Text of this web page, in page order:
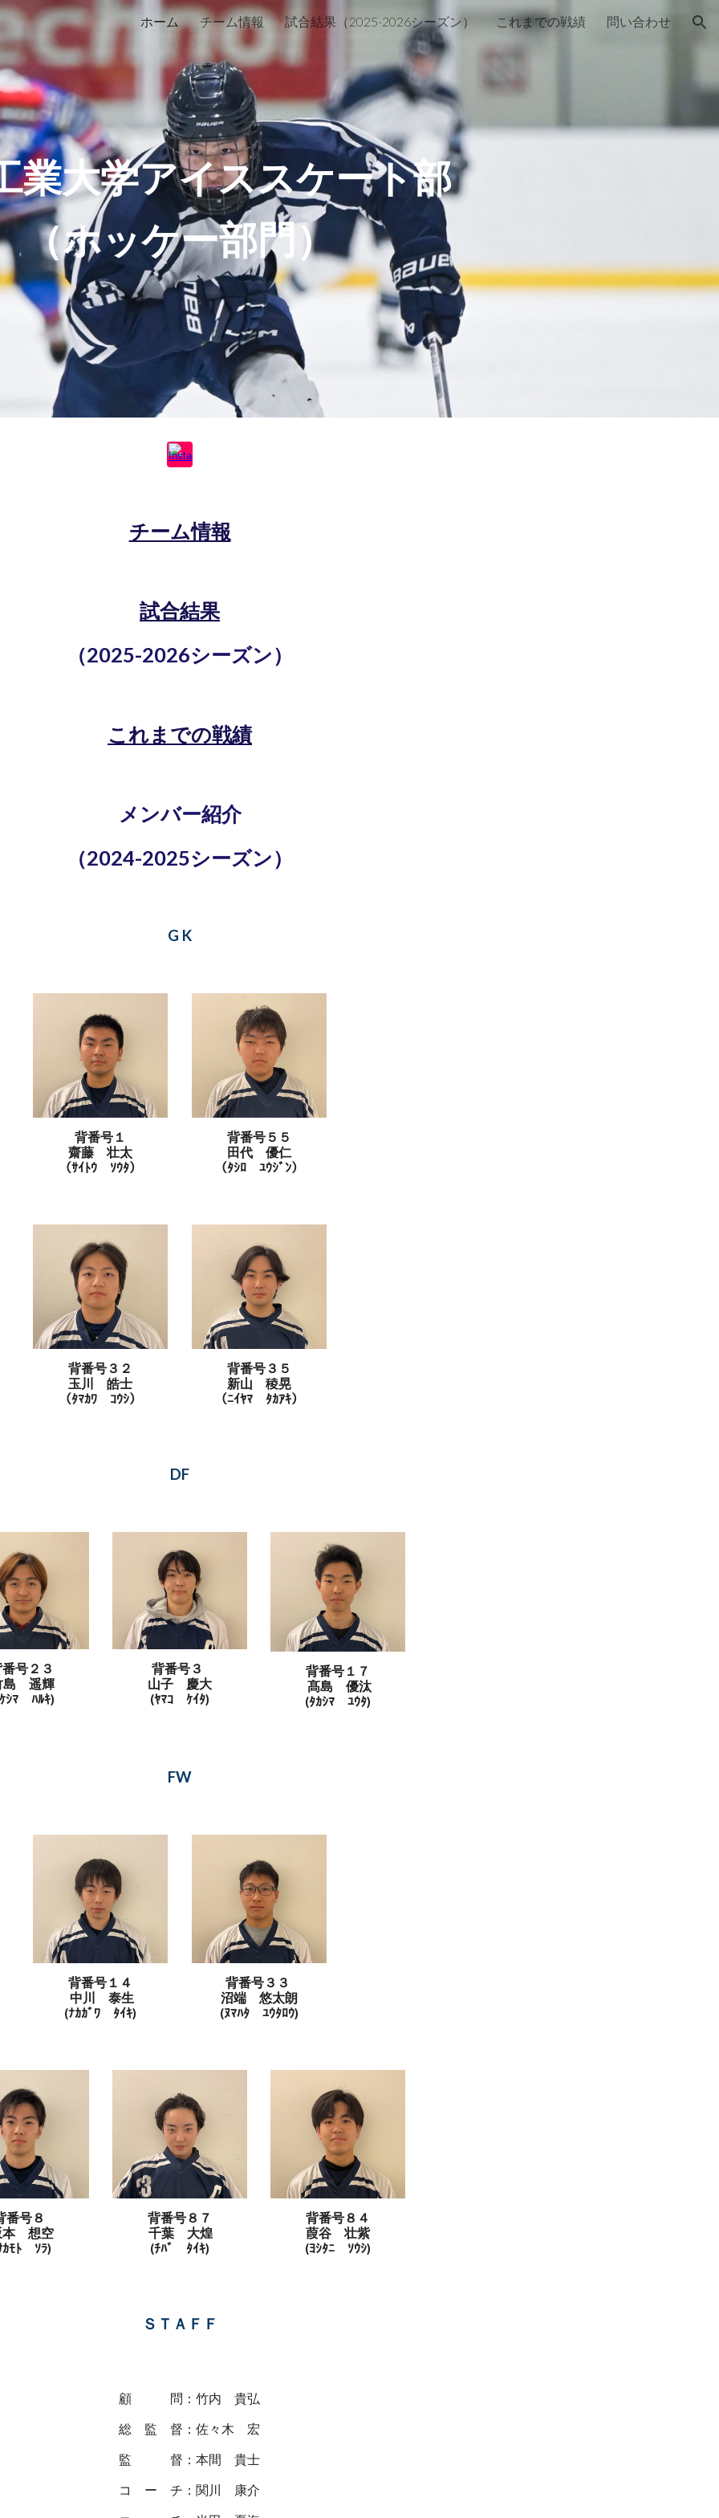
to main content Skip to navigation
ホーム チーム情報 試合結果（2025-2026シーズン） これまでの戦績 問い合わせ
業大学アイススケート部
（ホッケー部門）
チーム情報
試合結果
（2025-2026シーズン）
これまでの戦績
メンバー紹介
（2024-2025シーズン）
G K
背番号１
齋藤 壮太
（ｻｲﾄｳ ｿｳﾀ）
背番号５５
田代 優仁
（ﾀｼﾛ ﾕｳｼﾞﾝ）
背番号３２
玉川 皓士
（ﾀﾏｶﾜ ｺｳｼ）
背番号３５
新山 稜晃
（ﾆｲﾔﾏ ﾀｶｱｷ）
DF
号２３
島 遥輝
ｼﾏ ﾊﾙｷ)
背番号３
山子 慶大
(ﾔﾏｺ
ｹｲﾀ)
背番号１７
髙島 優汰
(ﾀｶｼﾏ ﾕｳﾀ)
FW
背番号１４
中川 泰生
(ﾅｶｶﾞﾜ ﾀｲｷ)
背番号３３
沼端 悠太朗
(ﾇﾏﾊﾀ ﾕｳﾀﾛｳ)
番号８
本 想空
ｶﾓﾄ ｿﾗ)
背番号８７
千葉
大煌
(ﾁﾊﾞ ﾀｲｷ)
背番号８４
葭谷 壮紫
(ﾖｼﾀﾆ ｿｳｼ)
ＳＴＡＦＦ
顧 問：竹内 貴弘
総 監 督：佐々木 宏
監 督：本間 貴士
コ ー チ：関川 康介